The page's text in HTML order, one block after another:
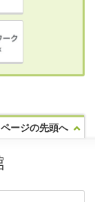
ページの先頭へ